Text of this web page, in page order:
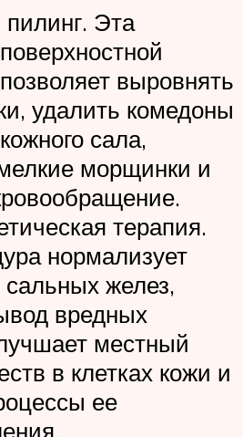
Эта
выровнять
удалить комедоны
сала,
морщинки и
терапия.
нормализует
сальных желез,
вредных
местный
в клетках кожи и
ее